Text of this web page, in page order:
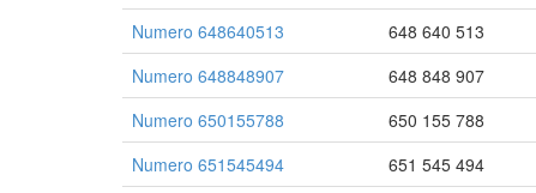
Numero 648640513
648 640 513
Numero 648848907
648 848 907
Numero 650155788
650 155 788
Numero 651545494
651 545 494